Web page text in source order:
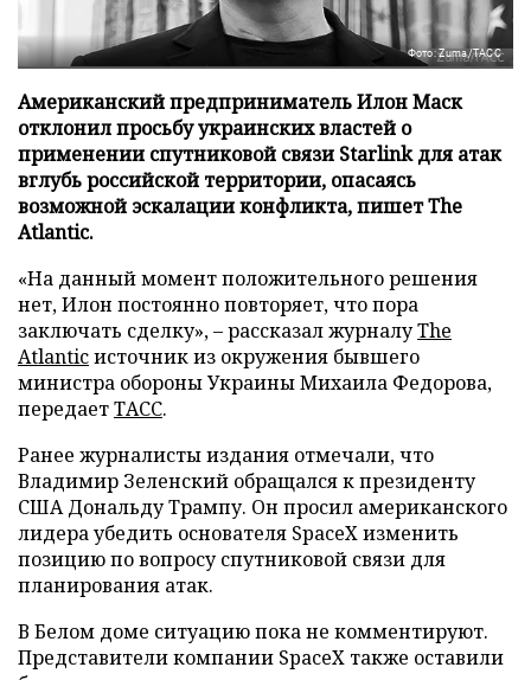
Фото: Zuma/ТАСС
Американский предприниматель Илон Маск
отклонил просьбу украинских властей о
применении спутниковой связи Starlink для атак
вглубь российской территории, опасаясь
возможной эскалации конфликта, пишет The
Atlantic.
«На данный момент положительного решения
нет, Илон постоянно повторяет, что пора
заключать сделку», – рассказал журналуThe
Atlanticисточник из окружения бывшего
министра обороны Украины Михаила Федорова,
передаетТАСС.
Ранее журналисты издания отмечали, что
Владимир Зеленский обращался к президенту
США Дональду Трампу. Он просил американского
лидера убедить основателя SpaceX изменить
позицию по вопросу спутниковой связи для
планирования атак.
В Белом доме ситуацию пока не комментируют.
Представители компании SpaceX также оставили